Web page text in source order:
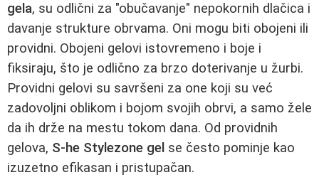
gela, su odlični za "obučavanje" nepokornih dlačica i
davanje strukture obrvama. Oni mogu biti obojeni ili
providni. Obojeni gelovi istovremeno i boje i
fiksiraju, što je odlično za brzo doterivanje u žurbi.
Providni gelovi su savršeni za one koji su već
zadovoljni oblikom i bojom svojih obrvi, a samo žele
da ih drže na mestu tokom dana. Od providnih
gelova, S-he Stylezone gel se često pominje kao
izuzetno efikasan i pristupačan.